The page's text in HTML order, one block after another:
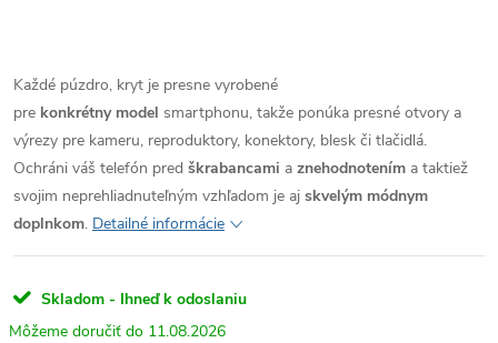
Každé púzdro, kryt je presne vyrobené
pre konkrétny model smartphonu, takže ponúka presné otvory a
výrezy pre kameru, reproduktory, konektory, blesk či tlačidlá.
Ochráni váš telefón pred škrabancami a znehodnotením a taktiež
svojim neprehliadnuteľným vzhľadom je aj skvelým módnym
doplnkom. Detailné informácie
Skladom - Ihneď k odoslaniu
11.08.2026